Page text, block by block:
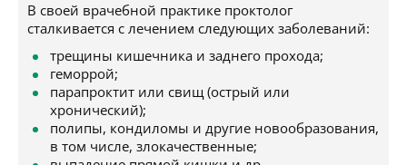
В своей врачебной практике проктолог
сталкивается с лечением следующих заболеваний:
трещины кишечника и заднего прохода;
геморрой;
парапроктит или свищ (острый или
хронический);
полипы, кондиломы и другие новообразования,
в том числе, злокачественные;